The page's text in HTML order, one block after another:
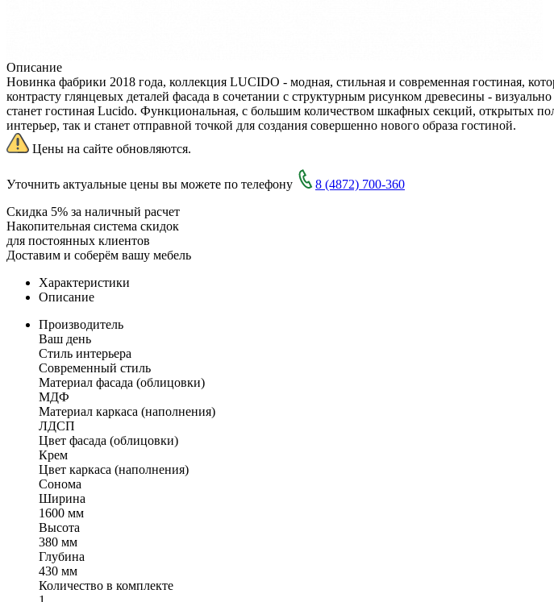
Описание
Новинка фабрики 2018 года, коллекция LUCIDO - модная, стильная и современная гостиная,
контрасту глянцевых деталей фасада в сочетании с структурным рисунком древесины -
станет гостиная Lucido. Функциональная, с большим количеством шкафных секций, открытых
интерьер, так и станет отправной точкой для создания совершенно нового образа гостиной.
Цены на сайте обновляются.
Уточнить актуальные цены вы можете по телефону
8 (4872) 700-360
Скидка 5% за наличный расчет
Накопительная система скидок
для постоянных клиентов
Доставим и соберём вашу мебель
Характеристики
Описание
Производитель
Ваш день
Стиль интерьера
Современный стиль
Материал фасада (облицовки)
МДФ
Материал каркаса (наполнения)
ЛДСП
Цвет фасада (облицовки)
Крем
Цвет каркаса (наполнения)
Сонома
Ширина
1600 мм
Высота
380 мм
Глубина
430 мм
Количество в комплекте